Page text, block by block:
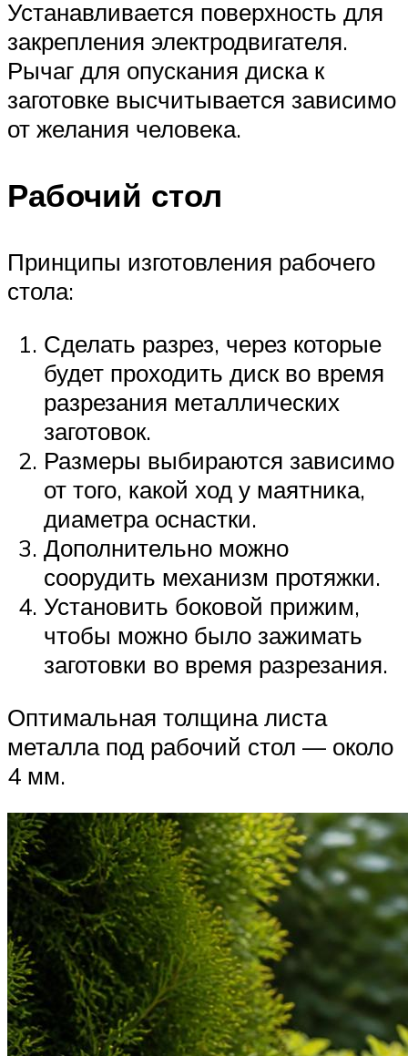
Устанавливается поверхность для
закрепления электродвигателя.
Рычаг для опускания диска к
заготовке высчитывается зависимо
от желания человека.
Рабочий стол
Принципы изготовления рабочего
стола:
Сделать разрез, через которые
будет проходить диск во время
разрезания металлических
заготовок.
Размеры выбираются зависимо
от того, какой ход у маятника,
диаметра оснастки.
Дополнительно можно
соорудить механизм протяжки.
Установить боковой прижим,
чтобы можно было зажимать
заготовки во время разрезания.
Оптимальная толщина листа
металла под рабочий стол — около
4 мм.